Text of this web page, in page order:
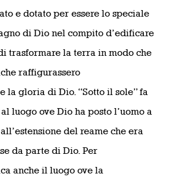
e dotato per essere lo speciale
di Dio nel compito d’edificare
trasformare la terra in modo che
raffigurassero
la gloria di Dio. “Sotto il sole” fa
luogo ove Dio ha posto l’uomo a
del reame che era
da parte di Dio. Per
anche il luogo ove la